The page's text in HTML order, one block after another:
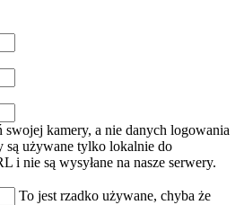
kamery, a nie danych logowania
są używane tylko lokalnie do
i nie są wysyłane na nasze serwery.
To jest rzadko używane, chyba że